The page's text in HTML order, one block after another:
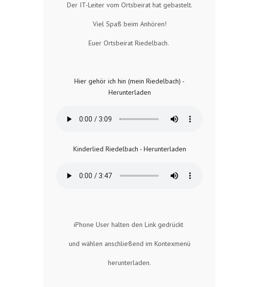
Der IT-Leiter vom Ortsbeirat hat gebastelt.
Viel Spaß beim Anhören!
Euer Ortsbeirat Riedelbach.
Hier gehör ich hin (mein Riedelbach) -
Herunterladen
Kinderlied Riedelbach - Herunterladen
iPhone User halten den Link gedrückt
und wählen anschließend im Kontexmenü
herunterladen.